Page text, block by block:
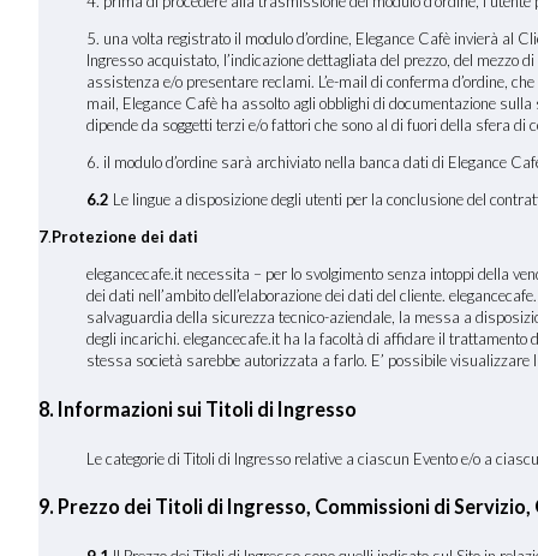
5. una volta registrato il modulo d’ordine, Elegance Cafè invierà al
Ingresso acquistato, l’indicazione dettagliata del prezzo, del mezzo
assistenza e/o presentare reclami. L’e-mail di conferma d’ordine,
mail, Elegance Cafè ha assolto agli obblighi di documentazione
dipende da soggetti terzi e/o fattori che sono al di fuori della sfera di
6. il modulo d’ordine sarà archiviato nella banca dati di Elegance
6.2 Le lingue a disposizione degli utenti per la conclusione del
7.Protezione dei dati
elegancecafe.it necessita – per lo svolgimento senza intoppi della
dei dati nell’ambito dell’elaborazione dei dati del cliente.
salvaguardia della sicurezza tecnico-aziendale, la messa a
degli incarichi. elegancecafe.it ha la facoltà di affidare il
stessa società sarebbe autorizzata a farlo. E’ possibile
8. Informazioni sui Titoli di Ingresso
Le categorie di Titoli di Ingresso relative a ciascun Evento e/o a
9. Prezzo dei Titoli di Ingresso, Commissioni di